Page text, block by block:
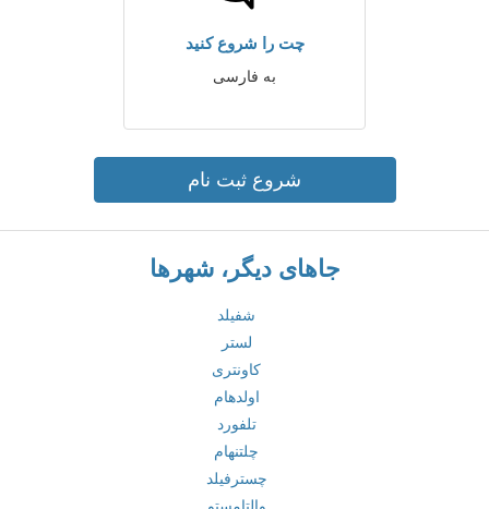
چت را شروع کنید
به فارسی
شروع ثبت نام
جاهای دیگر، شهرها
شفیلد
لستر
کاونتری
اولدهام
تلفورد
چلتنهام
چسترفیلد